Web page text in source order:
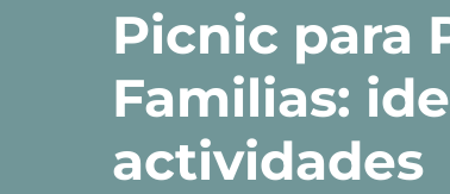
Picnic para
Familias:
actividades